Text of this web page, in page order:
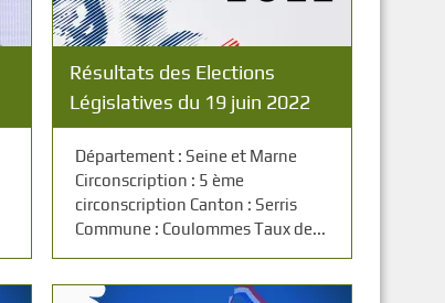
Résultats des Elections
Législatives du 19 juin 2022
Département : Seine et Marne
Circonscription : 5 ème
circonscription Canton : Serris
Commune : Coulommes Taux de...